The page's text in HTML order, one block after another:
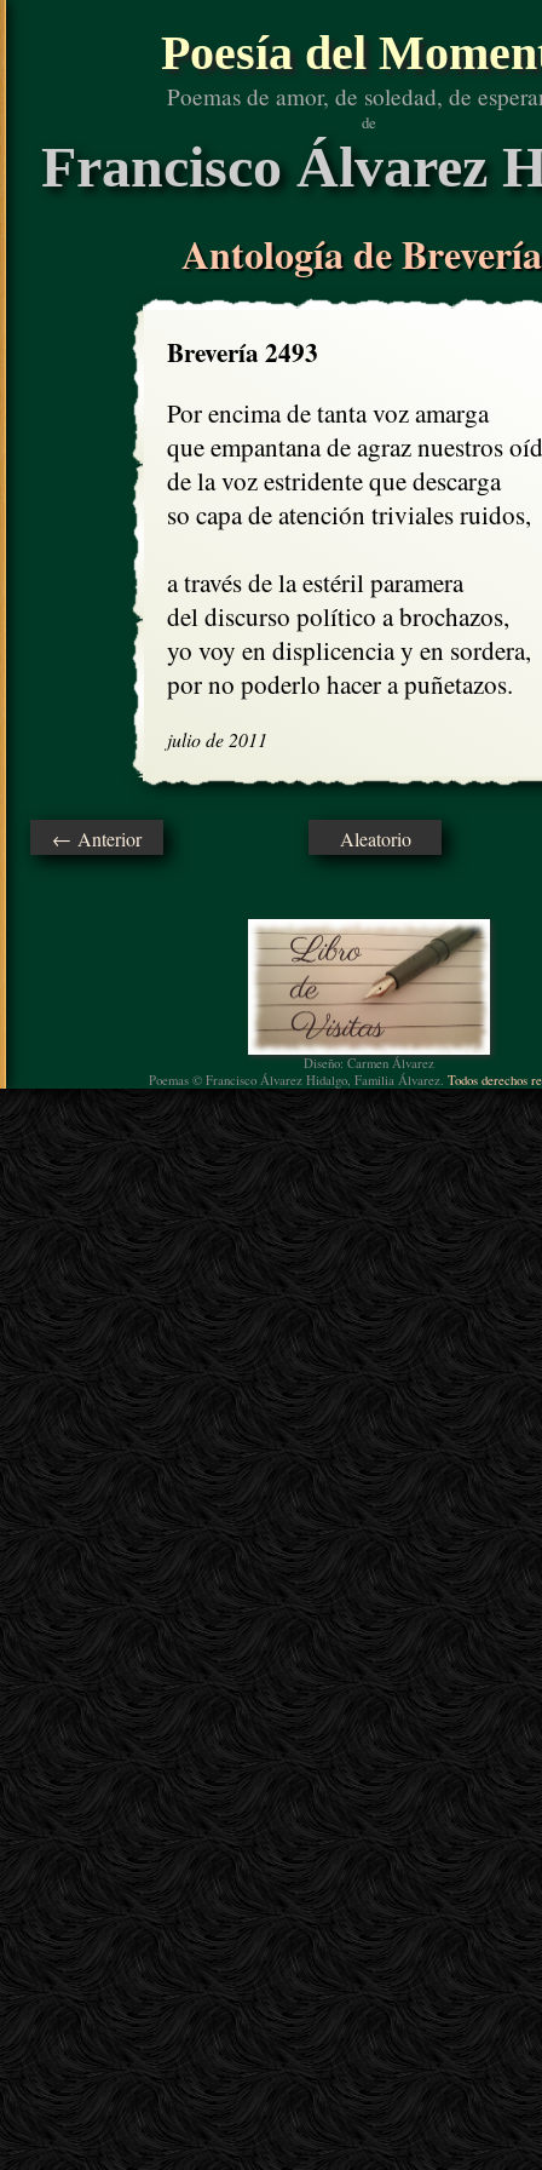
Poesía del
Poemas de amor, de soledad, de
de
Francisco Álvarez
Antología de
Brevería 2493
Por encima de tanta voz amarga
que empantana de agraz nuestros
de la voz estridente que descarga
so capa de atención triviales ruidos,
a través de la estéril paramera
del discurso político a brochazos,
yo voy en displicencia y en sordera,
por no poderlo hacer a puñetazos.
julio de 2011
← Anterior Aleatorio
Diseño: Carmen Álvarez
Poemas © Francisco Álvarez Hidalgo, Familia Álvarez. Todos derechos